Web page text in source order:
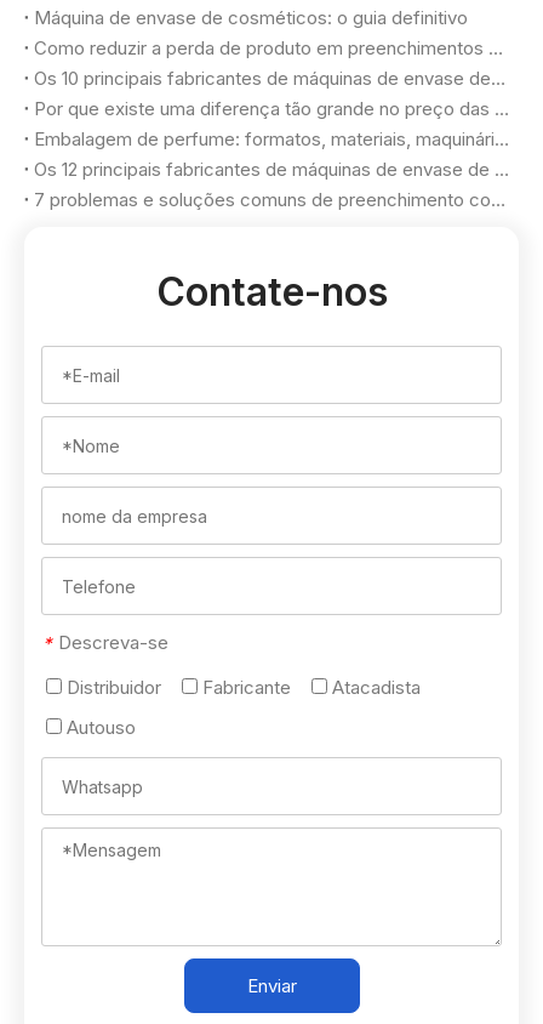
Máquina de envase de cosméticos: o guia definitivo
Como reduzir a perda de produto em preenchimentos cosméticos
Os 10 principais fabricantes de máquinas de envase de perfume na Turquia
Por que existe uma diferença tão grande no preço das máquinas de envase de perfume?
Embalagem de perfume: formatos, materiais, maquinários e critérios de seleção
Os 12 principais fabricantes de máquinas de envase de cosméticos em 2026
7 problemas e soluções comuns de preenchimento cosmético
Contate-nos
* Descreva-se
Distribuidor
Fabricante
Atacadista
Autouso
Enviar